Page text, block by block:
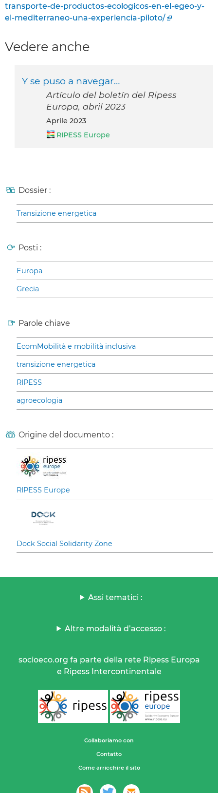
transporte-de-productos-ecologicos-en-el-egeo-y-
el-mediterraneo-una-experiencia-piloto/
Vedere anche
Y se puso a navegar…
Artículo del boletín del Ripess
Europa, abril 2023
aprile 2023
RIPESS Europe
Dossier :
Transizione energetica
Posti :
Europa
Grecia
Parole chiave
EcomMobilità e mobilità inclusiva
transizione energetica
RIPESS
agroecologia
Origine del documento :
RIPESS Europe
Dock Social Solidarity Zone
Assi tematici :
Altre modalità d’accesso :
socioeco.org fa parte della rete Ripess Europa
e Ripess Intercontinentale
Collaboriamo con
Contatto
Come arricchire il sito